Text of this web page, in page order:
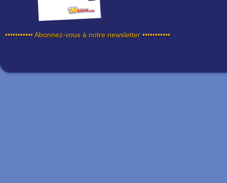
••••••••••• Abonnez-vous à notre newsletter •••••••••••